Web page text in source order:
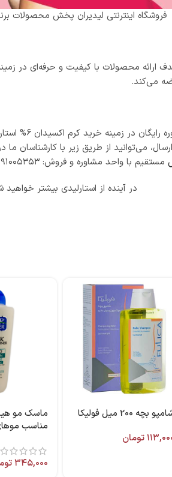
فروشگاه اینترنتی لیدیران پخش محصولات
هدف ارائه محصولات با کیفیت و حرفه‌ای در
می‌کند.
کارشناسان
ارسال، می‌توانید از طریق زیر با کارشناسان ما
مستقیم با واحد مشاوره و فروش: ۰۲۱۹۱۰۰۵۳۵۳- ۰۹۱۲۲۸۹۸۴۵۴
در آینده از استارلیدی بیشتر خواهید
بچه 200 میل فولیکا
تومان
ماسک مو
مناسب
کامان
۳۴۵,۰۰۰